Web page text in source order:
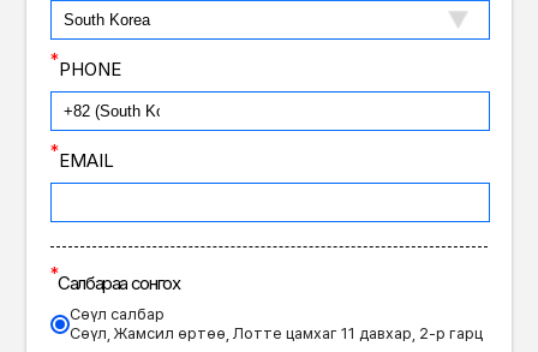
*PHONE
*EMAIL
*Салбараа сонгох
Сөүл салбар
Сөүл, Жамсил өртөө, Лотте цамхаг 11 давхар, 2-р гарц